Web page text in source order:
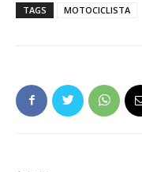
TAGS MOTOCICLISTA